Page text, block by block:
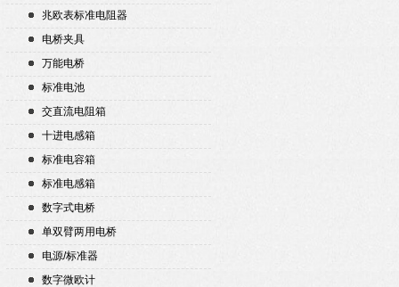
兆欧表标准电阻器
电桥夹具
万能电桥
标准电池
交直流电阻箱
十进电感箱
标准电容箱
标准电感箱
数字式电桥
单双臂两用电桥
电源/标准器
数字微欧计